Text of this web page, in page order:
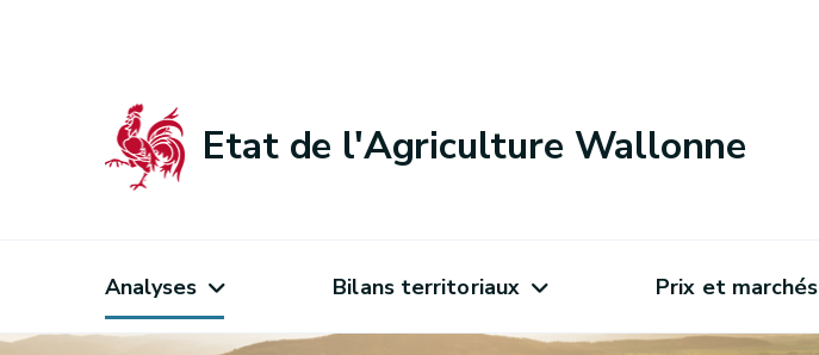
Etat de l'Agriculture Wallonne
Analyses Bilans territoriaux Prix et marchés